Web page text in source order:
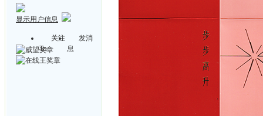
显示用户信息
关注
Ta
发消
息